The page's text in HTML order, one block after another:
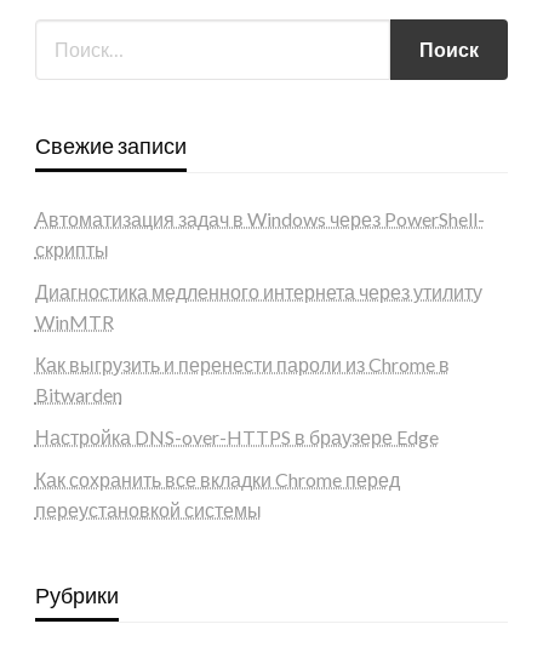
Свежие записи
Автоматизация задач в Windows через PowerShell-
скрипты
Диагностика медленного интернета через утилиту
WinMTR
Как выгрузить и перенести пароли из Chrome в
Bitwarden
Настройка DNS-over-HTTPS в браузере Edge
Как сохранить все вкладки Chrome перед
переустановкой системы
Рубрики